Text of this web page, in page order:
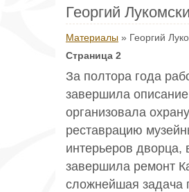
Георгий
Материалы » Георгий
Страница 2
За полтора года
завершила
организовала
реставрацию
интерьеров дворца,
завершила ремонт
сложнейшая задача